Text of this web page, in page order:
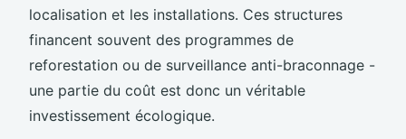
localisation et les installations. Ces structures
financent souvent des programmes de
reforestation ou de surveillance anti-braconnage -
une partie du coût est donc un véritable
investissement écologique.